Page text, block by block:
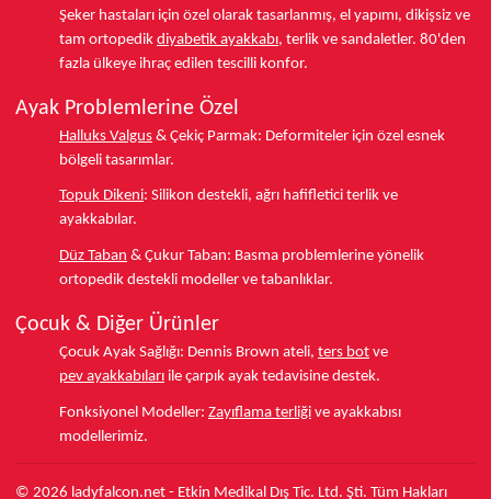
Şeker hastaları için özel olarak tasarlanmış, el yapımı, dikişsiz ve
tam ortopedik diyabetik ayakkabı, terlik ve sandaletler. 80'den
fazla ülkeye ihraç edilen tescilli konfor.
Ayak Problemlerine Özel
Halluks Valgus & Çekiç Parmak: Deformiteler için özel esnek
bölgeli tasarımlar.
Topuk Dikeni: Silikon destekli, ağrı hafifletici terlik ve
ayakkabılar.
Düz Taban & Çukur Taban: Basma problemlerine yönelik
ortopedik destekli modeller ve tabanlıklar.
Çocuk & Diğer Ürünler
Çocuk Ayak Sağlığı: Dennis Brown ateli, ters bot ve
pev ayakkabıları ile çarpık ayak tedavisine destek.
Fonksiyonel Modeller: Zayıflama terliği ve ayakkabısı
modellerimiz.
© 2026 ladyfalcon.net - Etkin Medikal Dış Tic. Ltd. Şti. Tüm Hakları